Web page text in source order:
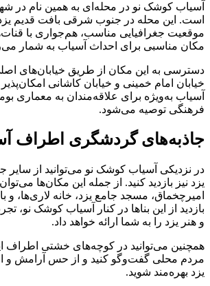
آسیاب کوشک نو در محله‌ای به همین نام در
است. این محله در جنوب شرقی بافت قدیم یزد
موقعیت جغرافیایی مناسب، هم‌جواری با
مکان مناسبی برای احداث آسیاب به شمار
دسترسی به این مکان از طریق خیابان‌های
خیابان امام خمینی و خیابان کاشانی
آسیاب به‌ویژه برای علاقه‌مندان به معماری
فرهنگی توصیه می‌شود.
جاذبه‌های گردشگری اطراف
در نزدیکی آسیاب کوشک نو می‌توانید از سایر
یزد نیز بازدید کنید. از جمله این مکان‌ها
امیرچخماق، مسجد جامع یزد، خانه لاری‌ها، و
بازدید از این بناها در کنار آسیاب کوشک نو،
و هنر یزد را به شما ارائه خواهد داد.
همچنین می‌توانید در کوچه‌های خشتی اطراف
مردم محلی گفت‌وگو کنید و از حس آرامش و
یزد بهره‌مند شوید.